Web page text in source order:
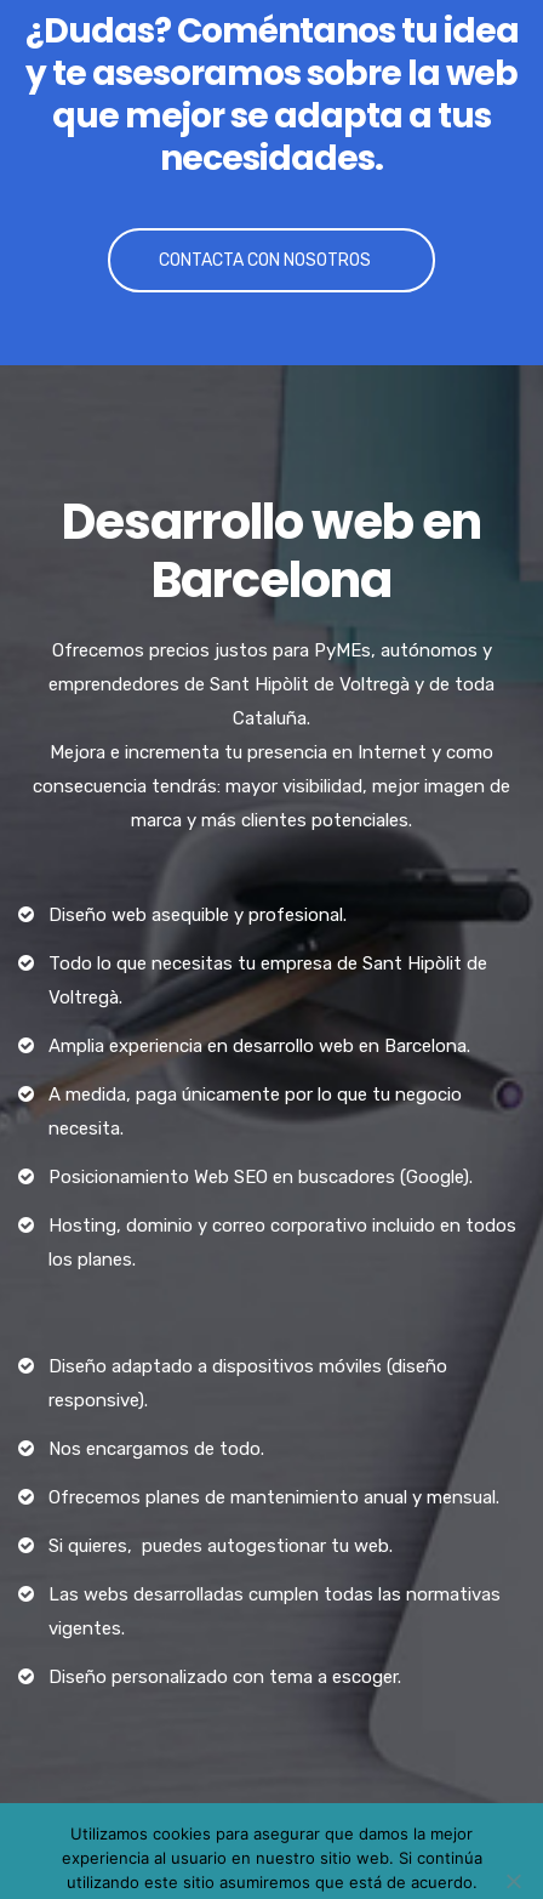
¿Dudas? Coméntanos tu idea
y te asesoramos sobre la web
que mejor se adapta a tus
necesidades.
CONTACTA CON NOSOTROS
Desarrollo web en
Barcelona
Ofrecemos precios justos para PyMEs, autónomos y
emprendedores de Sant Hipòlit de Voltregà y de toda
Cataluña.
Mejora e incrementa tu presencia en Internet y como
consecuencia tendrás: mayor visibilidad, mejor imagen de
marca y más clientes potenciales.
Diseño web asequible y profesional.
Todo lo que necesitas tu empresa de Sant Hipòlit de
Voltregà.
Amplia experiencia en desarrollo web en Barcelona.
A medida, paga únicamente por lo que tu negocio
necesita.
Posicionamiento Web SEO en buscadores (Google).
Hosting, dominio y correo corporativo incluido en todos
los planes.
Diseño adaptado a dispositivos móviles (diseño
responsive).
Nos encargamos de todo.
Ofrecemos planes de mantenimiento anual y mensual.
Si quieres, puedes autogestionar tu web.
Las webs desarrolladas cumplen todas las normativas
vigentes.
Diseño personalizado con tema a escoger.
Todos los derechos reservados.
Utilizamos cookies para asegurar que damos la mejor
experiencia al usuario en nuestro sitio web. Si continúa
utilizando este sitio asumiremos que está de acuerdo.